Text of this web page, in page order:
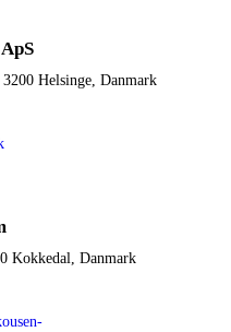
Helsinge, Danmark
Kokkedal, Danmark